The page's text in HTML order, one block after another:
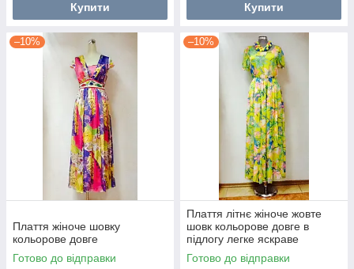
Купити Купити
–10%
Плаття жіноче шовку
кольорове довге
Готово до відправки
–10%
Плаття літнє жіноче жовте
шовк кольорове довге в
підлогу легке яскраве
Готово до відправки